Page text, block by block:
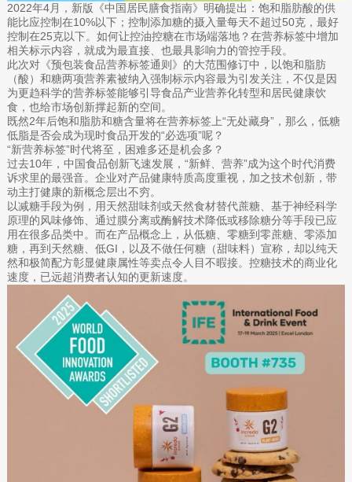
2022年4月，新版《中国居民膳食指南》明确提出：饱和脂肪酸的供
能比应控制在10%以下；控制添加糖的摄入量每天不超过50克，最好
控制在25克以下。如何让控油控糖在市场端落地？在营养标签中增加
相关标示内容，就成为最直接、也最具影响力的管控手段。
此次对《预包装食品营养标签通则》的大范围修订中，以饱和脂肪
（酸）和糖两项营养素被纳入强制标示内容最为引发关注，不仅是因
为更趋科学的营养标签能够引导食品产业营养化转型和居民健康饮
食，也给市场创新撑起新的空间。
既然2年后饱和脂肪和糖含量将在营养标签上“无处藏身”，那么，低糖
低脂是否会成为现时食品开发的“必选项”呢？
“新营养标签”时代将至，困难多还是机会多？
过去10年，中国食品创新飞速发展，“新鲜、营养”成为这个时代消费
诉求里的最强音。企业对产品健康特质高度重视，加之技术创新，带
动主打健康的新概念层出不穷。
以减糖手段为例，用天然甜味剂或天然食材替代蔗糖、基于神经科学
原理的风味修饰、通过膜分离或酶解技术降低或移除糖分等手段已应
用在很多品类中。而在产品概念上，从低糖、零糖到零蔗糖、零添加
糖，再到天然糖、低GI，以及不做任何糖（甜味料）宣称，却以纯天
然和极简配方彰显健康属性等卖点令人目不暇接。控糖技术的商业化
速度，已远超消费者认知的更新速度。